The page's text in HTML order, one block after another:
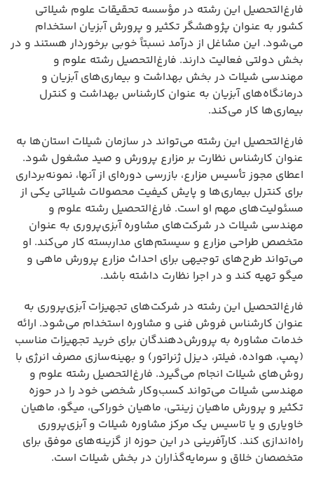
فارغ‌التحصیل این رشته در مؤسسه تحقیقات علوم شیلاتی
کشور به عنوان پژوهشگر تکثیر و پرورش آبزیان استخدام
می‌شود. این مشاغل از درآمد نسبتاً خوبی برخوردار هستند و در
بخش دولتی فعالیت دارند. فارغ‌التحصیل رشته علوم و
مهندسی شیلات در بخش بهداشت و بیماری‌های آبزیان و
درمانگاه‌های آبزیان به عنوان کارشناس بهداشت و کنترل
بیماری‌ها کار می‌کند.
فارغ‌التحصیل این رشته می‌تواند در سازمان شیلات استان‌ها به
عنوان کارشناس نظارت بر مزارع پرورش و صید مشغول شود.
اعطای مجوز تأسیس مزارع، بازرسی دوره‌ای از آنها، نمونه‌برداری
برای کنترل بیماری‌ها و پایش کیفیت محصولات شیلاتی یکی از
مسئولیت‌های مهم او است. فارغ‌التحصیل رشته علوم و
مهندسی شیلات در شرکت‌های مشاوره آبزی‌پروری به عنوان
متخصص طراحی مزارع و سیستم‌های مداربسته کار می‌کند. او
می‌تواند طرح‌های توجیهی برای احداث مزارع پرورش ماهی و
میگو تهیه کند و در اجرا نظارت داشته باشد.
فارغ‌التحصیل این رشته در شرکت‌های تجهیزات آبزی‌پروری به
عنوان کارشناس فروش فنی و مشاوره استخدام می‌شود. ارائه
خدمات مشاوره به پرورش‌دهندگان برای خرید تجهیزات مناسب
(پمپ، هواده، فیلتر، دیزل ژنراتور) و بهینه‌سازی مصرف انرژی با
روش‌های شیلات انجام می‌گیرد. فارغ‌التحصیل رشته علوم و
مهندسی شیلات می‌تواند کسب‌وکار شخصی خود را در حوزه
تکثیر و پرورش ماهیان زینتی، ماهیان خوراکی، میگو، ماهیان
خاویاری و یا تاسیس یک مرکز مشاوره شیلات و آبزی‌پروری
راه‌اندازی کند. کارآفرینی در این حوزه از گزینه‌های موفق برای
متخصصان خلاق و سرمایه‌گذاران در بخش شیلات است.